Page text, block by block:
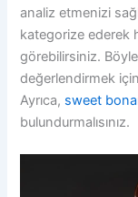
analiz etmenizi
kategorize ederek
görebilirsiniz.
değerlendirmek
Ayrıca, sweet
bulundurmalısınız.